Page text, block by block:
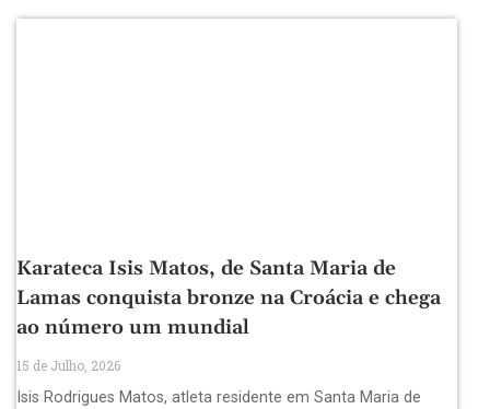
Karateca Isis Matos, de Santa Maria de
Lamas conquista bronze na Croácia e chega
ao número um mundial
15 de Julho, 2026
Isis Rodrigues Matos, atleta residente em Santa Maria de